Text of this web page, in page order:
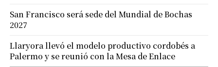
San Francisco será sede del Mundial de Bochas
2027
Llaryora llevó el modelo productivo cordobés a
Palermo y se reunió con la Mesa de Enlace